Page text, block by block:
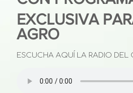
EXCLUSIVA
AGRO
ESCUCHA AQUÍ LA RADIO DEL